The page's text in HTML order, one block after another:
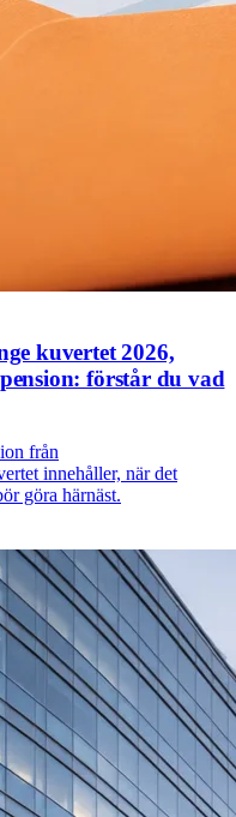
kuvertet 2026,
förstår du vad
från
innehåller, när det
göra härnäst.